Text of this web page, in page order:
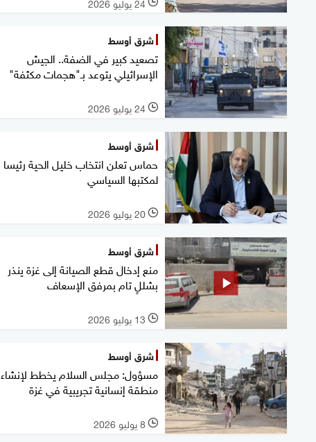
شرق أوسط
تصعيد كبير في الضفة.. الجيش
الإسرائيلي يتوعد بـ"هجمات مكثفة"
l 24 يوليو 2026
شرق أوسط
حماس تعلن انتخاب خليل الحية رئيسا
لمكتبها السياسي
l 20 يوليو 2026
شرق أوسط
منع إدخال قطع الصيانة إلى غزة ينذر
بشللٍ تام بمرفق الإسعاف
l 13 يوليو 2026
شرق أوسط
مسؤول: مجلس السلام يخطط لإنشاء
منطقة إنسانية تجريبية في غزة
l 8 يوليو 2026